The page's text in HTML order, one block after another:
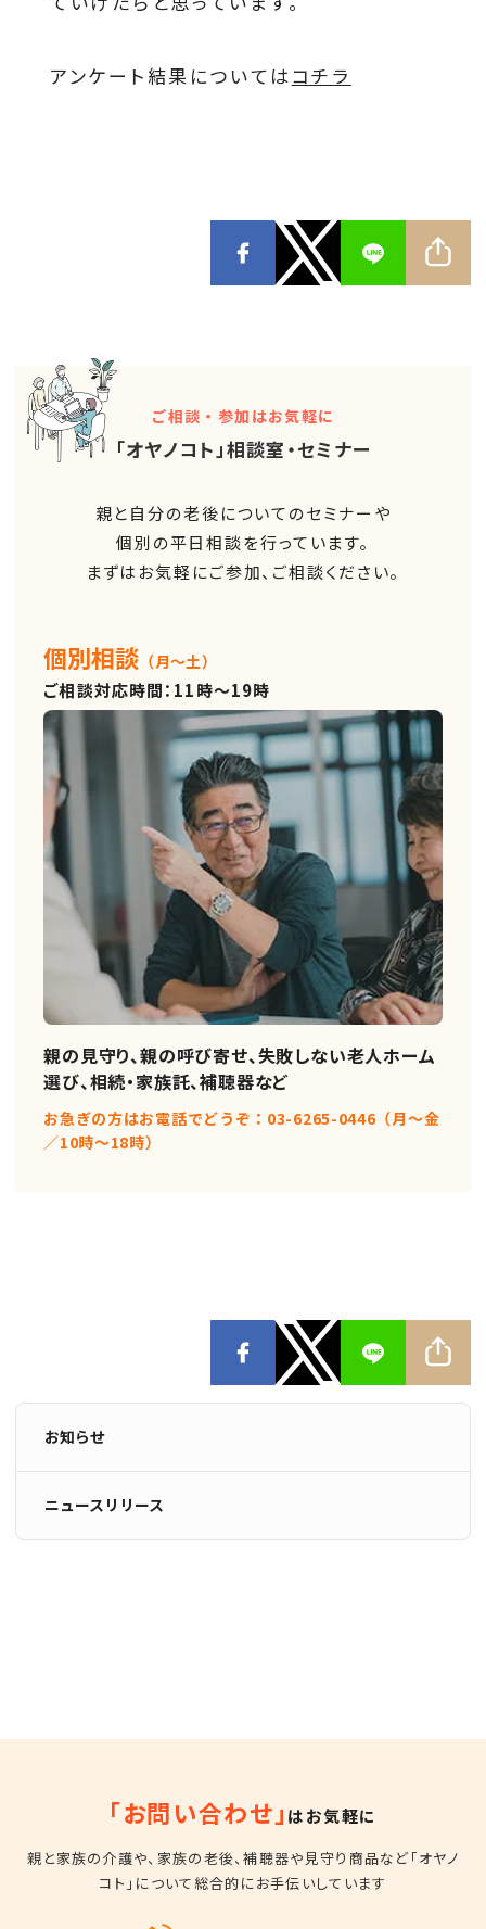
アンケート結果についてはコチラ
ご相談・参加はお気軽に
「オヤノコト」相談室・セミナー
親と自分の老後についてのセミナーや
個別の平日相談を行っています。
まずはお気軽にご参加、ご相談ください。
個別相談 （月～土）
ご相談対応時間：11時～19時
親の見守り、親の呼び寄せ、失敗しない老人ホーム
選び、相続・家族託、補聴器など
お急ぎの方はお電話でどうぞ：03-6265-0446（月〜金
／10時〜18時）
お知らせ
ニュースリリース
「お問い合わせ」 はお気軽に
親と家族の介護や、家族の老後、補聴器や見守り商品など「オヤノ
コト」について総合的にお手伝いしています